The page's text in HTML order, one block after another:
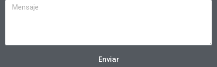
Enviar